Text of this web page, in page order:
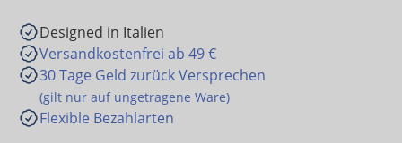
Designed in Italien
Versandkostenfrei ab 49 €
30 Tage Geld zurück Versprechen
(gilt nur auf ungetragene Ware)
Flexible Bezahlarten